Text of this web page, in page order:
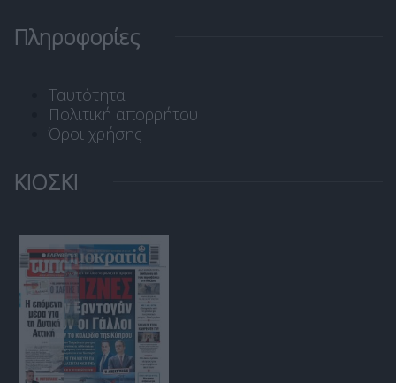
Πληροφορίες
Ταυτότητα
Πολιτική απορρήτου
Όροι χρήσης
ΚΙΟΣΚΙ